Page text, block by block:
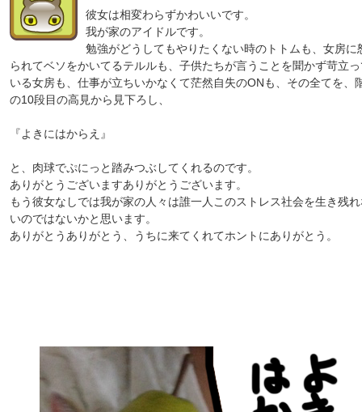
彼女は相変わらずかわいいです。
我が家のアイドルです。
勉強がどうしてもやりたくない時のトトムも、女房に
られてベソをかいてるテルルも、子供たちが言うことを聞かず苛立
いる女房も、仕事が立ちいかなくて茫然自失のONも、その全てを、
の10段目の高見から見下ろし、
『よきにはからえ』
と、肉球でぷにっと踏みつぶしてくれるのです。
ありがとうございますありがとうございます。
もう彼女なしでは我が家の人々は誰一人このストレス社会を生き残
いのではないかと思います。
ありがとうありがとう、うちに来てくれてホントにありがとう。